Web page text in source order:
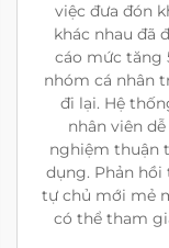
việc đưa đón
khác nhau đã
cáo mức tăng
nhóm cá nhân
đi lại. Hệ
nhân viên
nghiệm thuận
dụng. Phản
tự chủ mới mẻ
có thể tham